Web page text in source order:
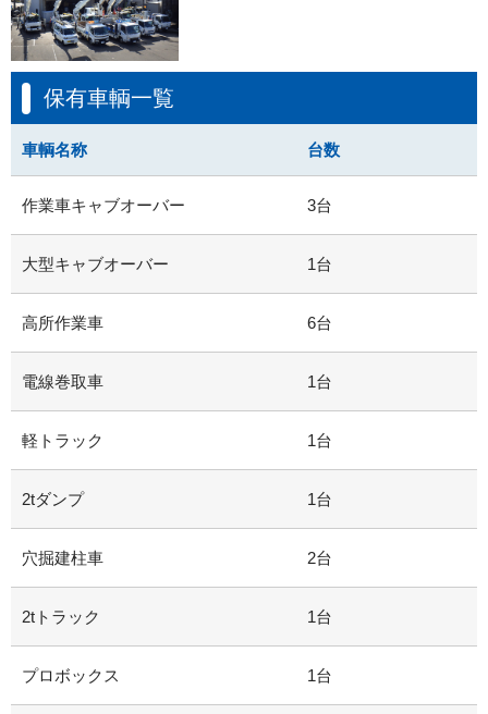
保有車輌一覧
車輌名称 台数
作業車キャブオーバー 3台
大型キャブオーバー 1台
高所作業車 6台
電線巻取車 1台
軽トラック 1台
2tダンプ 1台
穴掘建柱車 2台
2tトラック 1台
プロボックス 1台